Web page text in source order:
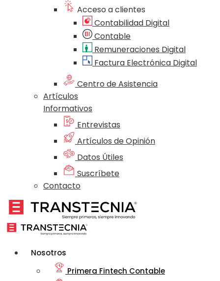
Acceso a clientes
Contabilidad Digital
Contable
Remuneraciones Digital
Factura Electrónica Digital
Centro de Asistencia
Artículos
Informativos
Entrevistas
Artículos de Opinión
Datos Útiles
Suscríbete
Contacto
Nosotros
Primera Fintech Contable